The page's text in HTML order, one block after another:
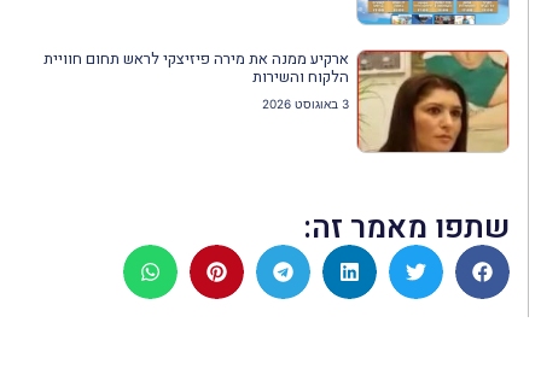
ארקיע ממנה את מירה פיזיצקי לראש תחום חוויית
הלקוח והשירות
3 באוגוסט 2026
שתפו מאמר זה: